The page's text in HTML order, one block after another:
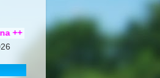
rất mong được hợp tác cùng quý